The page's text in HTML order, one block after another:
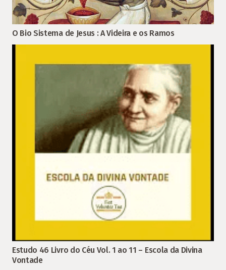
O Bio Sistema de Jesus : A Videira e os Ramos
Estudo 46 Livro do Céu Vol. 1 ao 11 – Escola da Divina
Vontade